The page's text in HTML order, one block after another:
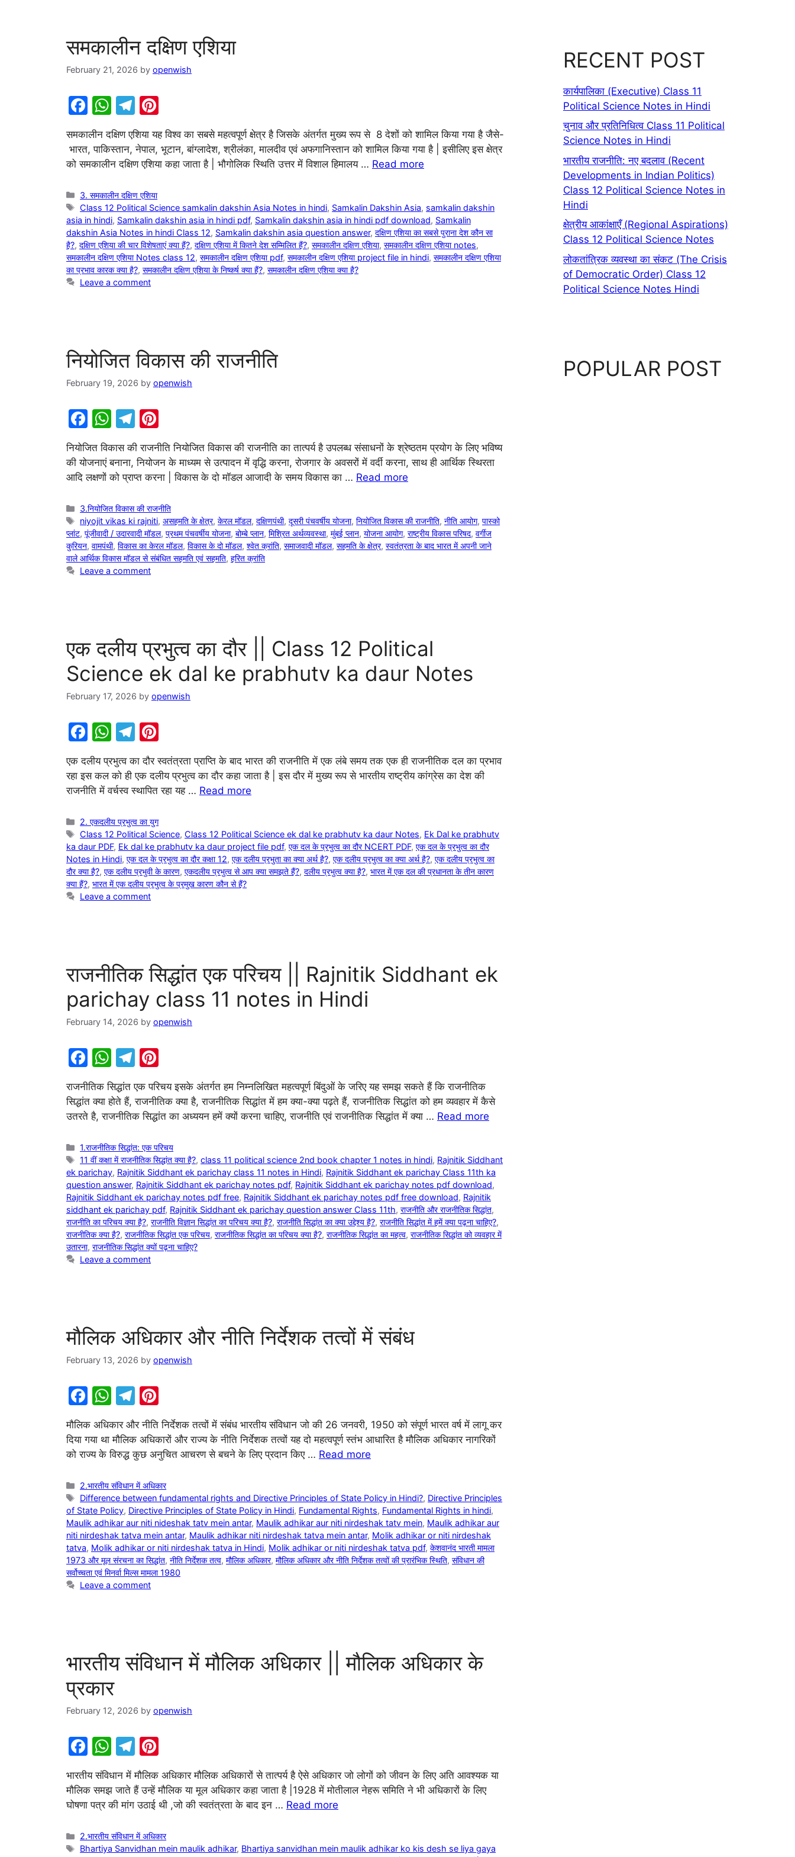
समकालीन दक्षिण एशिया
February 21, 2026 by openwish
F
a
c
e
o
o
k
W
h
at
s
p
p
T
el
e
gr
m
nt
er
e
समकालीन दक्षिण एशिया यह विश्व का सबसे महत्वपूर्ण क्षेत्र है जिसके अंतर्गत मुख्य रूप से 8 देशों को शामिल किया गया है जैसे-
भारत, पाकिस्तान, नेपाल, भूटान, बांग्लादेश, श्रीलंका, मालदीव एवं अफगानिस्तान को शामिल किया गया है | इसीलिए इस क्षेत्र
को समकालीन दक्षिण एशिया कहा जाता है | भौगोलिक स्थिति उत्तर में विशाल हिमालय … Read more
Categories
3. समकालीन दक्षिण एशिया
Tags
Class 12 Political Science samkalin dakshin Asia Notes in hindi, Samkalin Dakshin Asia, samkalin dakshin
asia in hindi, Samkalin dakshin asia in hindi pdf, Samkalin dakshin asia in hindi pdf download, Samkalin
dakshin Asia Notes in hindi Class 12, Samkalin dakshin asia question answer, दक्षिण एशिया का सबसे पुराना देश कौन सा
है?, दक्षिण एशिया की चार विशेषताएं क्या हैं?, दक्षिण एशिया में कितने देश सम्मिलित हैं?, समकालीन दक्षिण एशिया, समकालीन दक्षिण एशिया notes,
समकालीन दक्षिण एशिया Notes class 12, समकालीन दक्षिण एशिया pdf, समकालीन दक्षिण एशिया project file in hindi, समकालीन दक्षिण एशिया
का प्रभाव कारक क्या है?, समकालीन दक्षिण एशिया के निष्कर्ष क्या हैं?, समकालीन दक्षिण एशिया क्या है?
Leave a comment
नियोजित विकास की राजनीति
February 19, 2026 by openwish
F
a
c
e
o
o
k
W
at
s
p
p
T
el
e
gr
m
nt
er
e
नियोजित विकास की राजनीति नियोजित विकास की राजनीति का तात्पर्य है उपलब्ध संसाधनों के श्रेष्ठतम प्रयोग के लिए भविष्य
की योजनाएं बनाना, नियोजन के माध्यम से उत्पादन में वृद्धि करना, रोजगार के अवसरों में वर्दी करना, साथ ही आर्थिक स्थिरता
आदि लक्षणों को प्राप्त करना | विकास के दो मॉडल आजादी के समय विकास का … Read more
Categories
3.नियोजित विकास की राजनीति
Tags
niyojit vikas ki rajniti,असहमति के क्षेत्र,केरल मॉडल,दक्षिणपंथी,दूसरी पंचवर्षीय योजना,नियोजित विकास की राजनीति,नीति आयोग,पास्को
प्लांट, पूंजीवादी / उदारवादी मॉडल, प्रथम पंचवर्षीय योजना, बोम्बे प्लान, मिश्रित अर्थव्यवस्था, मुंबई प्लान, योजना आयोग, राष्ट्रीय विकास परिषद, वर्गीज
कुरियन, वामपंथी, विकास का केरल मॉडल, विकास के दो मॉडल, श्वेत क्रांति, समाजवादी मॉडल, सहमति के क्षेत्र, स्वतंत्रता के बाद भारत में अपनी जाने
वाले आर्थिक विकास मॉडल से संबंधित सहमति एवं सहमति, हरित क्रांति
Leave a comment
एक दलीय प्रभुत्व का दौर || Class 12 Political
Science ek dal ke prabhutv ka daur Notes
February 17, 2026 by openwish
F
a
c
e
o
o
k
W
at
s
p
p
T
el
e
gr
m
nt
er
e
एक दलीय प्रभुत्व का दौर स्वतंत्रता प्राप्ति के बाद भारत की राजनीति में एक लंबे समय तक एक ही राजनीतिक दल का प्रभाव
रहा इस कल को ही एक दलीय प्रभुत्व का दौर कहा जाता है | इस दौर में मुख्य रूप से भारतीय राष्ट्रीय कांग्रेस का देश की
राजनीति में वर्चस्व स्थापित रहा यह … Read more
Categories
2. एकदलीय प्रभुत्व का युग
Tags
Class 12 Political Science, Class 12 Political Science ek dal ke prabhutv ka daur Notes, Ek Dal ke prabhutv
ka daur PDF, Ek dal ke prabhutv ka daur project file pdf, एक दल के प्रभुत्व का दौर NCERT PDF, एक दल के प्रभुत्व का दौर
Notes in Hindi, एक दल के प्रभुत्व का दौर कक्षा 12, एक दलीय प्रभुता का क्या अर्थ है?, एक दलीय प्रभुत्व का क्या अर्थ है?, एक दलीय प्रभुत्व का
दौर क्या है?, एक दलीय प्रभुवी के कारण, एकदलीय प्रभुत्व से आप क्या समझते हैं?, दलीय प्रभुत्व क्या है?, भारत में एक दल की प्रधानता के तीन कारण
क्या हैं?, भारत में एक दलीय प्रभुत्व के प्रमुख कारण कौन से हैं?
Leave a comment
राजनीतिक सिद्धांत एक परिचय || Rajnitik Siddhant ek
parichay class 11 notes in Hindi
February 14, 2026 by openwish
F
a
c
e
o
o
k
W
h
at
s
p
p
T
e
gr
m
nt
er
e
राजनीतिक सिद्धांत एक परिचय इसके अंतर्गत हम निम्नलिखित महत्वपूर्ण बिंदुओं के जरिए यह समझ सकते हैं कि राजनीतिक
सिद्धांत क्या होते हैं, राजनीतिक क्या है, राजनीतिक सिद्धांत में हम क्या-क्या पढ़ते हैं, राजनीतिक सिद्धांत को हम व्यवहार में कैसे
उतरते है, राजनीतिक सिद्धांत का अध्ययन हमें क्यों करना चाहिए, राजनीति एवं राजनीतिक सिद्धांत में क्या … Read more
Categories
1.राजनीतिक सिद्धांत: एक परिचय
Tags
11 वीं कक्षा में राजनीतिक सिद्धांत क्या है?,class 11 political science 2nd book chapter 1 notes in hindi, Rajnitik Siddhant
ek parichay, Rajnitik Siddhant ek parichay class 11 notes in Hindi, Rajnitik Siddhant ek parichay Class 11th ka
question answer, Rajnitik Siddhant ek parichay notes pdf, Rajnitik Siddhant ek parichay notes pdf download,
Rajnitik Siddhant ek parichay notes pdf free, Rajnitik Siddhant ek parichay notes pdf free download, Rajnitik
siddhant ek parichay pdf, Rajnitik Siddhant ek parichay question answer Class 11th, राजनीति और राजनीतिक सिद्धांत,
राजनीति का परिचय क्या है?, राजनीति विज्ञान सिद्धांत का परिचय क्या है?, राजनीति सिद्धांत का क्या उद्देश्य है?, राजनीति सिद्धांत में हमें क्या पढ़ना चाहिए?,
राजनीतिक क्या है?, राजनीतिक सिद्धांत एक परिचय, राजनीतिक सिद्धांत का परिचय क्या है?, राजनीतिक सिद्धांत का महत्व, राजनीतिक सिद्धांत को व्यवहार में
उतारना, राजनीतिक सिद्धांत क्यों पढ़ना चाहिए?
Leave a comment
मौलिक अधिकार और नीति निर्देशक तत्वों में संबंध
February 13, 2026 by openwish
F
c
e
o
o
k
W
at
s
p
p
T
el
e
gr
m
nt
er
e
मौलिक अधिकार और नीति निर्देशक तत्वों में संबंध भारतीय संविधान जो की 26 जनवरी, 1950 को संपूर्ण भारत वर्ष में लागू कर
दिया गया था मौलिक अधिकारों और राज्य के नीति निर्देशक तत्वों यह दो महत्वपूर्ण स्तंभ आधारित है मौलिक अधिकार नागरिकों
को राज्य के विरुद्ध कुछ अनुचित आचरण से बचने के लिए प्रदान किए … Read more
Categories
2.भारतीय संविधान में अधिकार
Tags
Difference between fundamental rights and Directive Principles of State Policy in Hindi?, Directive Principles
of State Policy, Directive Principles of State Policy in Hindi, Fundamental Rights, Fundamental Rights in hindi,
Maulik adhikar aur niti nideshak tatv mein antar, Maulik adhikar aur niti nirdeshak tatv mein, Maulik adhikar aur
niti nirdeshak tatva mein antar, Maulik adhikar niti nirdeshak tatva mein antar, Molik adhikar or niti nirdeshak
tatva, Molik adhikar or niti nirdeshak tatva in Hindi, Molik adhikar or niti nirdeshak tatva pdf, केशवानंद भारती मामला
1973 और मूल संरचना का सिद्धांत, नीति निर्देशक तत्व, मौलिक अधिकार, मौलिक अधिकार और नीति निर्देशक तत्वों की प्रारंभिक स्थिति, संविधान की
सर्वोच्चता एवं मिनर्वा मिल्स मामला 1980
Leave a comment
भारतीय संविधान में मौलिक अधिकार || मौलिक अधिकार के
प्रकार
February 12, 2026 by openwish
F
c
e
o
W
at
s
p
T
el
e
gr
m
nt
er
e
भारतीय संविधान में मौलिक अधिकार मौलिक अधिकारों से तात्पर्य है ऐसे अधिकार जो लोगों को जीवन के लिए अति आवश्यक या
मौलिक समझ जाते हैं उन्हें मौलिक या मूल अधिकार कहा जाता है |1928 में मोतीलाल नेहरू समिति ने भी अधिकारों के लिए
घोषणा पत्र की मांग उठाई थी ,जो की स्वतंत्रता के बाद इन … Read more
Categories
2.भारतीय संविधान में अधिकार
Tags
Bhartiya Sanvidhan mein maulik adhikar, Bhartiya sanvidhan mein maulik adhikar ko kis desh se liya gaya
RECENT POST
कार्यपालिका (Executive) Class 11
Political Science Notes in Hindi
चुनाव और प्रतिनिधित्व Class 11 Political
Science Notes in Hindi
भारतीय राजनीति: नए बदलाव (Recent
Developments in Indian Politics)
Class 12 Political Science Notes in
Hindi
क्षेत्रीय आकांक्षाएँ (Regional Aspirations)
Class 12 Political Science Notes
लोकतांत्रिक व्यवस्था का संकट (The Crisis
of Democratic Order) Class 12
Political Science Notes Hindi
POPULAR POST